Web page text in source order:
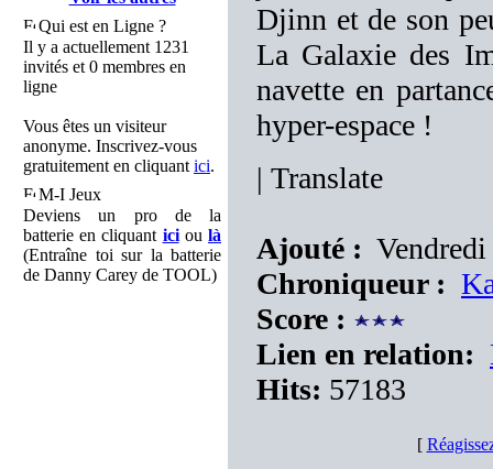
Qui est en Ligne ?
Il y a actuellement 1231
invités et 0 membres en
ligne
Vous êtes un visiteur
anonyme. Inscrivez-vous
gratuitement en cliquant ici.
M-I Jeux
Deviens un pro de la
batterie en cliquant icioulà
(Entraîne toi sur la batterie
de Danny Carey de TOOL)
Djinn et de son
La Galaxie des
navette en
hyper-espace !
| Translate
Ajouté :
Chroniqueur :
Score :
Lien en relation:
Hits: 57183
[